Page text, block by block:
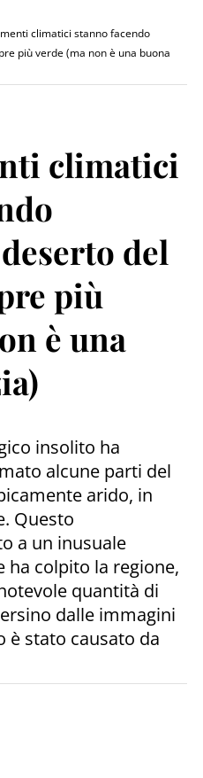
climatici stanno facendo
più verde (ma non è una buona
climatici
del
più
è una
insolito ha
alcune parti del
arido, in
Questo
a un inusuale
ha colpito la regione,
quantità di
dalle immagini
è stato causato da